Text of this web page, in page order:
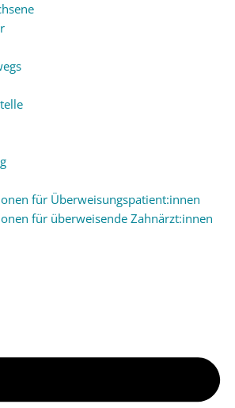
für Überweisungspatient:innen
für überweisende Zahnärzt:innen